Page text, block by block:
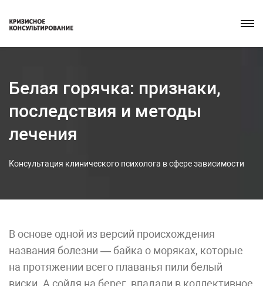
Белая горячка: признаки,
последствия и методы
лечения
Консультация клинического психолога в сфере зависимости
В основе одной из версий происхождения
названия болезни — байка о моряках, которые
на протяжении всего плаванья пили белый
виски. А сойдя на берег, впадали в коллективное